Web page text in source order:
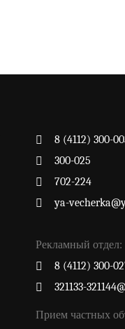
8 (4112) 300-
300-025
702-224
ya-
Рекламный отдел:
8 (4112) 300-
321133-
Прием частных